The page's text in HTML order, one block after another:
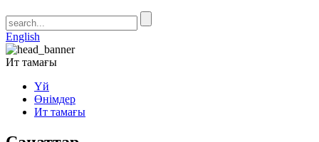
English
Ит тамағы
Үй
Өнімдер
Ит тамағы